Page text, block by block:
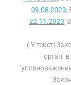
09.08.2023,
22.11.2023,
( У тексті
орган" в
"уповноважений